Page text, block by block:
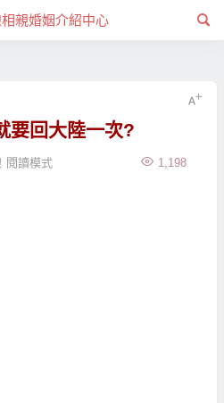
親婚姻介紹中心
要回大陸一次?
1,198
閱讀模式